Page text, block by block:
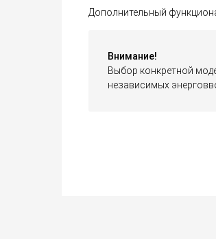
Дополнительный
Внимание!
Выбор конкретной
независимых